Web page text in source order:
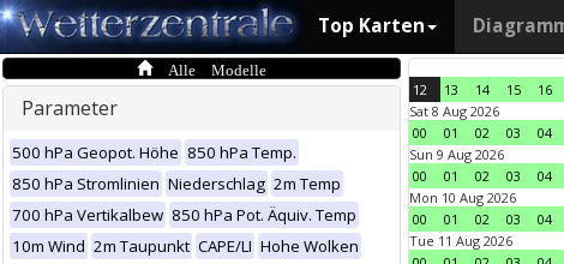
Top Karten
Alle Modelle
Parameter
500 hPa Geopot. Höhe 850 hPa Temp.
850 hPa Stromlinien Niederschlag 2m Temp
700 hPa Vertikalbew 850 hPa Pot. Äquiv. Temp
10m Wind 2m Taupunkt CAPE/LI Hohe Wolken
12 13 14 15 16
Sat 8 Aug 2026
00
01 02 03 04
Sun 9 Aug 2026
00
01 02 03 04
Mon 10 Aug 2026
00
01 02 03 04
Tue 11 Aug 2026